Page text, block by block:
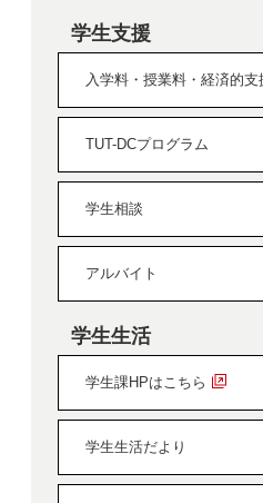
学生支援
入学料・授業料・経済的支
TUT-DCプログラム
学生相談
アルバイト
学生生活
学生課HPはこちら
学生生活だより